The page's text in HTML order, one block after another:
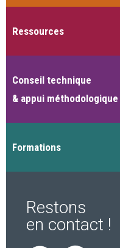
Ressources
Conseil technique
& appui méthodologique
Formations
Restons
en contact !